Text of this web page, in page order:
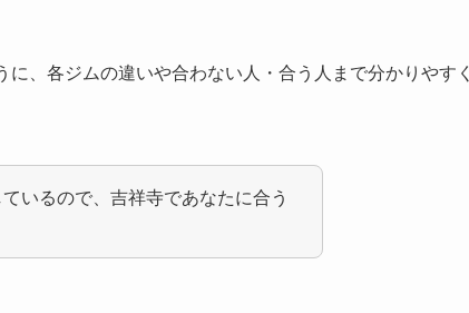
に、各ジムの違いや合わない人・合う人まで分かりやすく
いるので、吉祥寺であなたに合う